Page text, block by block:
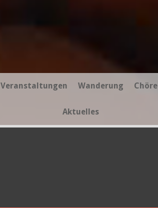
Veranstaltungen Wanderung Chöre
Aktuelles